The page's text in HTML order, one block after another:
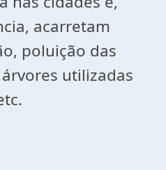
acarretam
poluição das
utilizadas